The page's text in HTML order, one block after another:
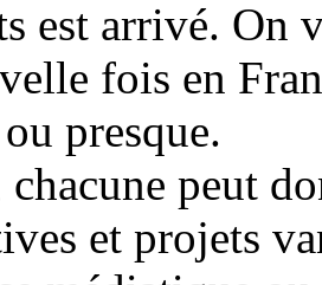
est arrivé. On
fois en
presque.
peut
et projets